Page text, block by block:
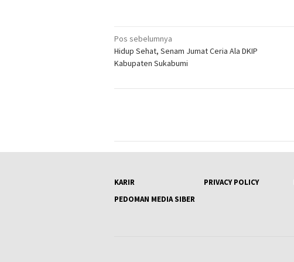
Navigasi
pos
Pos sebelumnya
Hidup Sehat, Senam Jumat Ceria Ala DKIP
Kabupaten Sukabumi
KARIR PRIVACY POLICY
PEDOMAN MEDIA SIBER